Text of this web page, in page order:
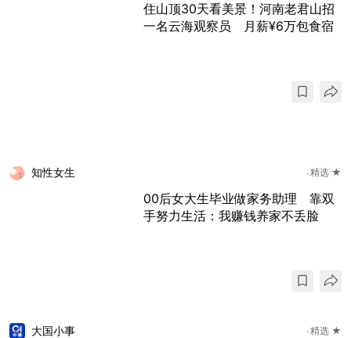
住山顶30天看美景！河南老君山招
一名云海观察员 月薪¥6万包食宿
知性女生 精选 ★
00后女大生毕业做家务助理 靠双
手努力生活：我赚钱养家不丢脸
大国小事 精选 ★